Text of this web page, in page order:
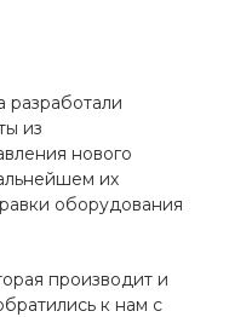
разработали
из
нового
их
оборудования
производит и
к нам с